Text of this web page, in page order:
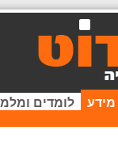
לומדים